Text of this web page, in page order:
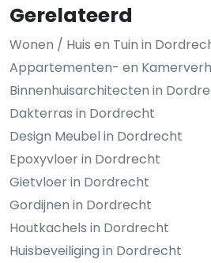
Gerelateerd
Wonen / Huis en Tuin in
Appartementen- en
Binnenhuisarchitecten in
Dakterras in Dordrecht
Design Meubel in Dordrecht
Epoxyvloer in Dordrecht
Gietvloer in Dordrecht
Gordijnen in Dordrecht
Houtkachels in Dordrecht
Huisbeveiliging in Dordrecht